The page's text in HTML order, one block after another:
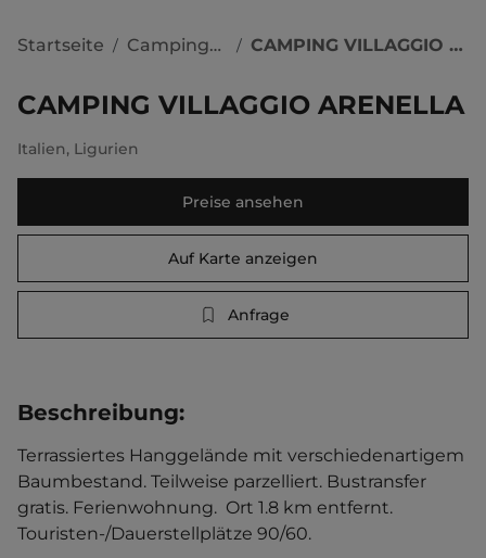
Startseite / Campingplätze / CAMPING VILLAGGIO ARENELLA
CAMPING VILLAGGIO ARENELLA
Italien, Ligurien
Preise ansehen
Auf Karte anzeigen
Anfrage
Beschreibung:
Terrassiertes Hanggelände mit verschiedenartigem
Baumbestand. Teilweise parzelliert. Bustransfer
gratis. Ferienwohnung.  Ort 1.8 km entfernt.
Touristen-/Dauerstellplätze 90/60.